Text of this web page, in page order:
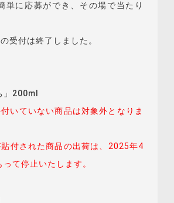
単に応募ができ、その場で当たり
受付は終了しました。
」200ml
いていない商品は対象外となりま
付された商品の出荷は、2025年4
て停止いたします。